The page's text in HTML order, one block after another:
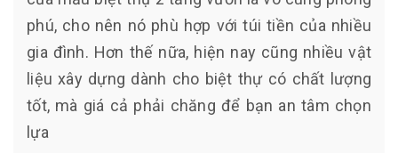
phú, cho nên nó phù hợp với túi tiền của nhiều
gia đình. Hơn thế nữa, hiện nay cũng nhiều vật
liệu xây dựng dành cho biệt thự có chất lượng
tốt, mà giá cả phải chăng để bạn an tâm chọn
lựa